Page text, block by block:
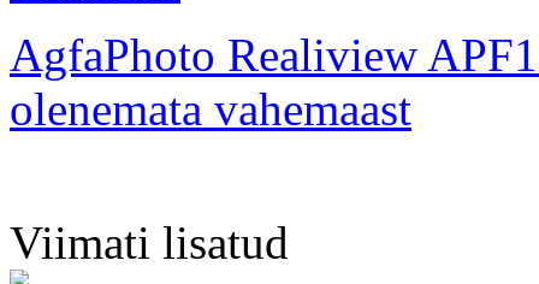
AgfaPhoto Realiview
olenemata vahemaast
Viimati lisatud